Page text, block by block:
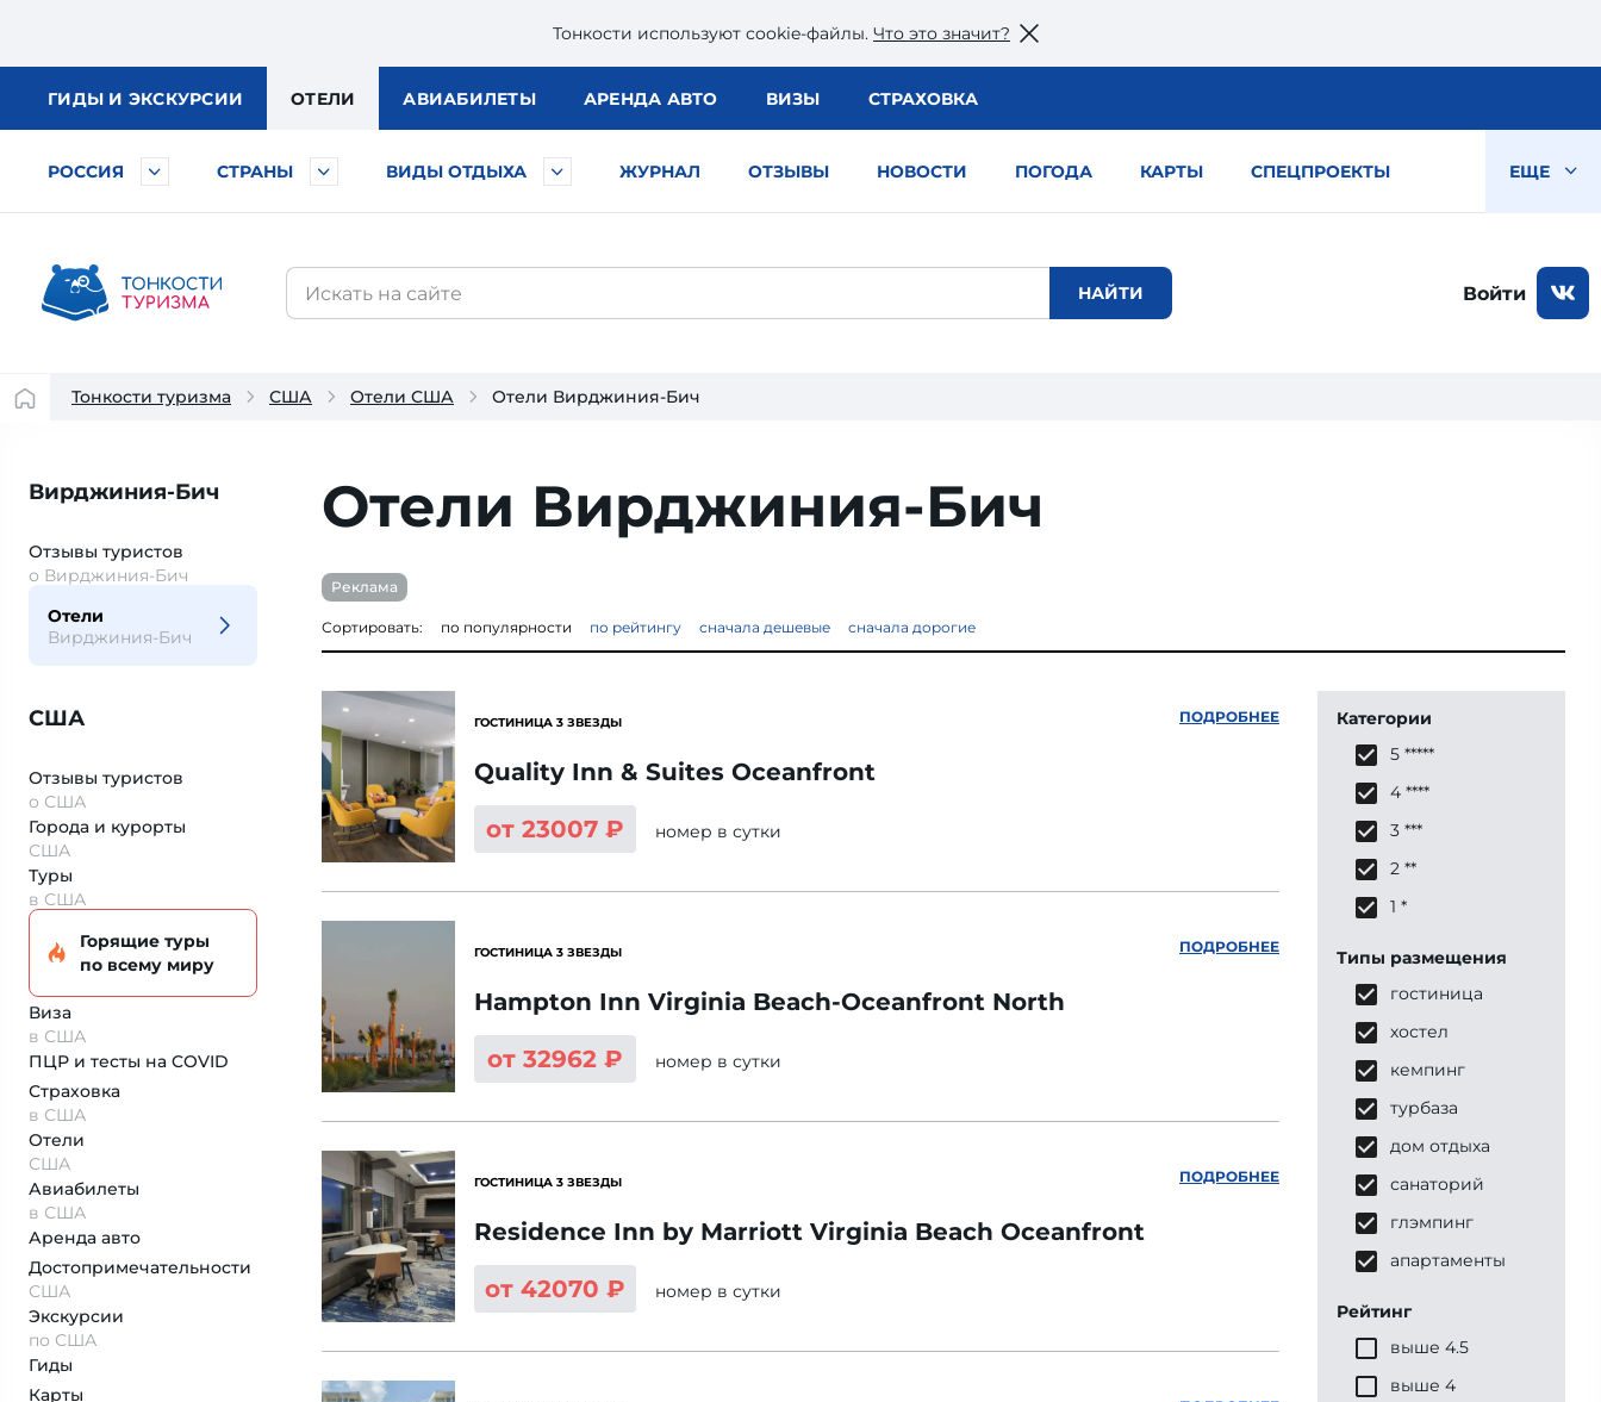
Тонкости используют сookie-файлы. Что это значит?
ГИДЫ И ЭКСКУРСИИ ОТЕЛИ АВИАБИЛЕТЫ АРЕНДА АВТО ВИЗЫ СТРАХОВКА
РОССИЯ СТРАНЫ ВИДЫ ОТДЫХА ЖУРНАЛ ОТЗЫВЫ НОВОСТИ ПОГОДА КАРТЫ СПЕЦПРОЕКТЫ ЕЩЕ
Войти
Тонкости туризма США Отели США Отели Вирджиния-Бич
Вирджиния-Бич
Отзывы туристов
о Вирджиния-Бич
Отели
Вирджиния-Бич
США
Отзывы туристов
о США
Города и курорты
США
Туры
в США
Горящие туры
по всему миру
Виза
в США
ПЦР и тесты на COVID
Страховка
в США
Отели
США
Авиабилеты
в США
Аренда авто
Достопримеча­тельности
США
Экскурсии
по США
Гиды
Карты
Отели Вирджиния-Бич
Реклама
Сортировать: по популярности по рейтингу сначала дешевые сначала дорогие
ГОСТИНИЦА 3 ЗВЕЗДЫ
Quality Inn & Suites Oceanfront
от 23007 ₽
номер в сутки
ПОДРОБНЕЕ
ГОСТИНИЦА 3 ЗВЕЗДЫ
Hampton Inn Virginia Beach-Oceanfront North
от 32962 ₽
номер в сутки
ПОДРОБНЕЕ
ГОСТИНИЦА 3 ЗВЕЗДЫ
Residence Inn by Marriott Virginia Beach Oceanfront
от 42070 ₽
номер в сутки
ПОДРОБНЕЕ
Категории
5 *****
4 ****
3 ***
2 **
1 *
Типы размещения
гостиница
хостел
кемпинг
турбаза
дом отдыха
санаторий
глэмпинг
апартаменты
Рейтинг
выше 4.5
выше 4